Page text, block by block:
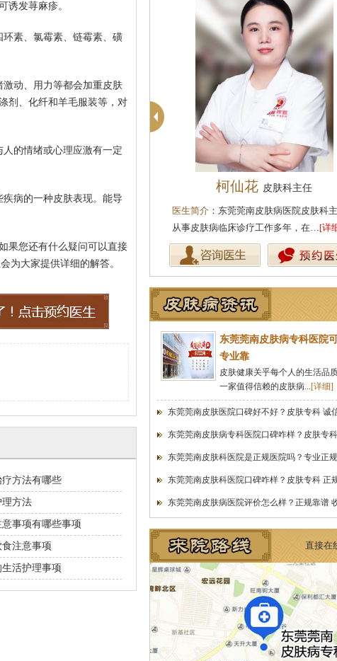
诱发荨麻疹。
素、氯霉素、链霉素、磺
动、用力等都会加重皮肤
剂、化纤和羊毛服装等，对
的情绪或心理应激有一定
病的一种皮肤表现。能导
果您还有什么疑问可以直接
为大家提供详细的解答。
方法有哪些
方法
事项有哪些事项
注意事项
活护理事项
柯仙花 皮肤科主任
医生简介 ：东莞莞南皮肤病医院皮肤科主
从事皮肤病临床诊疗工作多年，在…[详
东莞莞南皮肤病专科医院
专业靠
皮肤健康关乎每个人的生活品
一家值得信赖的皮肤病...[详细]
东莞莞南皮肤医院口碑好不好？皮肤专科 诚
东莞莞南皮肤病专科医院口碑咋样？皮肤专
东莞莞南皮肤科医院是正规医院吗？专业正
东莞莞南皮肤科医院口碑咋样？皮肤专科 正
东莞莞南皮肤病医院评价怎么样？正规靠谱
直接在